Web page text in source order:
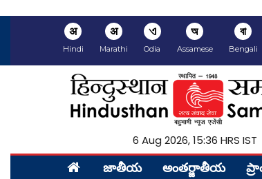
अ
Hindi
अ
Marathi
ଏ
Odia
অ
Assamese
বা
Bengali
6 Aug 2026, 15:36 HRS IST
జాతీయ అంత‌ర్జాతీయ